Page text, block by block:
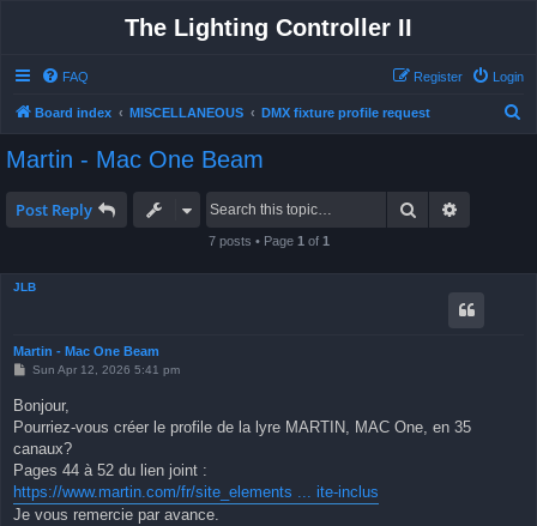
The Lighting Controller II
FAQ Login
Register
Board index MISCELLANEOUS DMX fixture profile request
Martin - Mac One Beam
Post Reply Search
7 posts • Page 1 of 1
JLB
Martin - Mac One Beam
P
t
Sun Apr 12, 2026 5:41 pm
Bonjour,
Pourriez-vous créer le profile de la lyre MARTIN, MAC One, en 35
canaux?
Pages 44 à 52 du lien joint :
https://www.martin.com/fr/site_elements ... ite-inclus
Je vous remercie par avance.